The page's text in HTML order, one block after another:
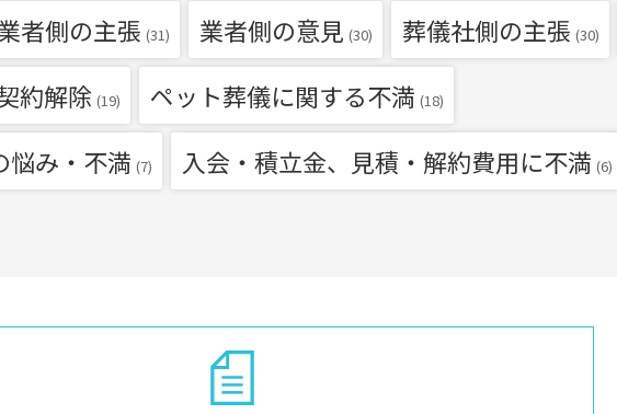
者側の主張 (31) 業者側の意見 (30) 葬儀社側の主張 (30)
約解除 (19) ペット葬儀に関する不満 (18)
悩み・不満 (7) 入会・積立金、見積・解約費用に不満 (6)